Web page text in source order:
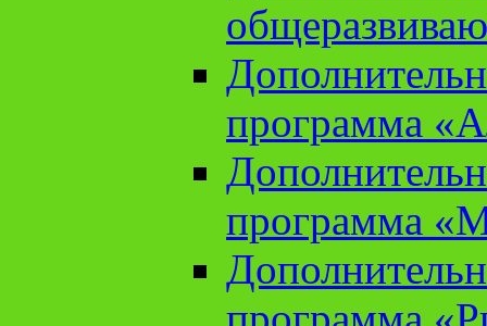
программа
программа